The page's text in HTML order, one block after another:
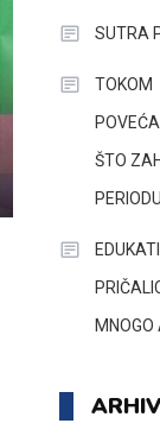
SUTRA
TOKOM
ŠTO
PERIODU.
MNOGO